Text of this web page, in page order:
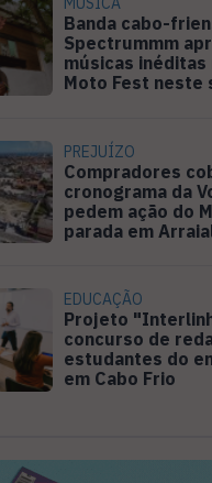
Banda cabo-
Spectrummm
músicas inéditas
Moto Fest neste
PREJUÍZO
Compradores
cronograma da
pedem ação do
parada em
EDUCAÇÃO
Projeto
concurso de
estudantes do
em Cabo Frio